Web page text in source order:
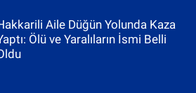
Aile Düğün Yolunda Kaza
Ölü ve Yaralıların İsmi Belli